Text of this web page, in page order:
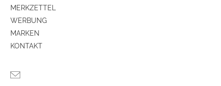
MERKZETTEL
WERBUNG
MARKEN
KONTAKT